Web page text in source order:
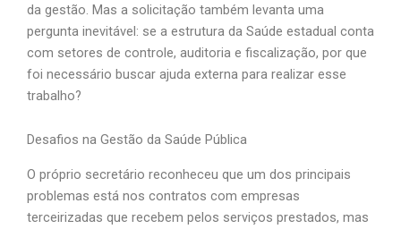
da gestão. Mas a solicitação também levanta uma
pergunta inevitável: se a estrutura da Saúde estadual conta
com setores de controle, auditoria e fiscalização, por que
foi necessário buscar ajuda externa para realizar esse
trabalho?
Desafios na Gestão da Saúde Pública
O próprio secretário reconheceu que um dos principais
problemas está nos contratos com empresas
terceirizadas que recebem pelos serviços prestados, mas